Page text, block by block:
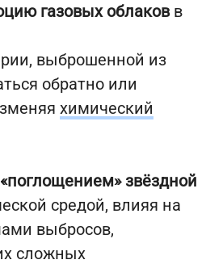
газовых облаковв
выброшенной из
обратно или
химический
звёздной
средой, влияя на
выбросов,
сложных